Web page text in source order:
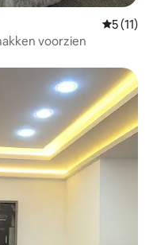
5 (11)
voorzien